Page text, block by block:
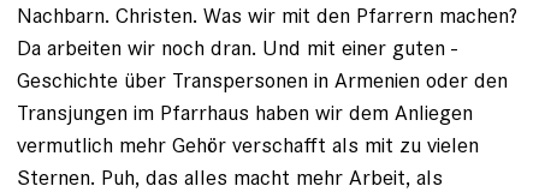
Nachbarn. Christen. Was wir mit den Pfarrern machen?
Da arbeiten wir noch dran. Und mit einer guten ­
Geschichte über Transpersonen in Armenien oder den
Transjungen im Pfarrhaus haben wir dem Anliegen
vermutlich mehr Gehör verschafft als mit zu vielen
Sternen. Puh, das alles macht mehr Arbeit, als